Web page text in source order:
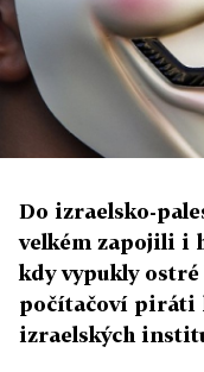
Do izraelsko-
velkém zapojili i
kdy vypukly ostré
počítačoví piráti
izraelských